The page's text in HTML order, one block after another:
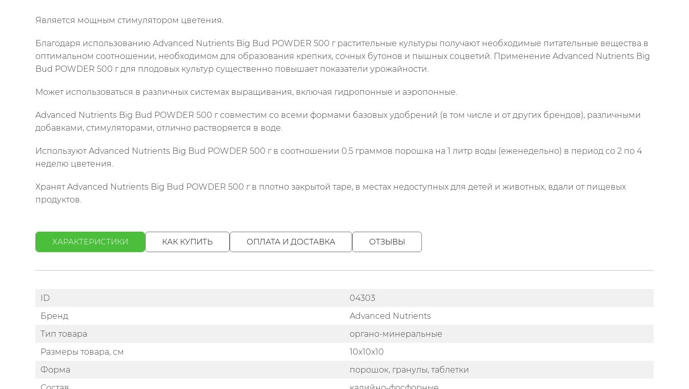
Является мощным стимулятором цветения.
Благодаря использованию Advanced Nutrients Big Bud POWDER 500 г растительные культуры получают необходимые питательные вещества в
оптимальном соотношении, необходимом для образования крепких, сочных бутонов и пышных соцветий. Применение Advanced Nutrients Big
Bud POWDER 500 г для плодовых культур существенно повышает показатели урожайности.
Может использоваться в различных системах выращивания, включая гидропонные и аэропонные.
Advanced Nutrients Big Bud POWDER 500 г совместим со всеми формами базовых удобрений (в том числе и от других брендов), различными
добавками, стимуляторами, отлично растворяется в воде.
Используют Advanced Nutrients Big Bud POWDER 500 г в соотношении 0.5 граммов порошка на 1 литр воды (еженедельно) в период со 2 по 4
неделю цветения.
Хранят Advanced Nutrients Big Bud POWDER 500 г в плотно закрытой таре, в местах недоступных для детей и животных, вдали от пищевых
продуктов.
ХАРАКТЕРИСТИКИ КАК КУПИТЬ ОПЛАТА И ДОСТАВКА ОТЗЫВЫ
ID
04303
Бренд
Advanced Nutrients
Тип товара
органо-минеральные
Размеры товара, см
10x10x10
Форма
порошок, гранулы, таблетки